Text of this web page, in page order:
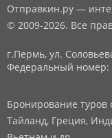
Отправкин.ру —
© 2009-2026. Все
г.Пермь, ул.
Федеральный номер:
Бронирование туров
Тайланд, Греция,